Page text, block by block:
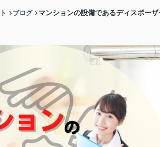
ブログ マンションの設備であるディスポー